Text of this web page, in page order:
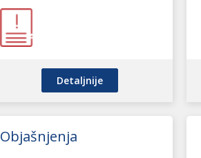
Detaljnije
Objašnjenja